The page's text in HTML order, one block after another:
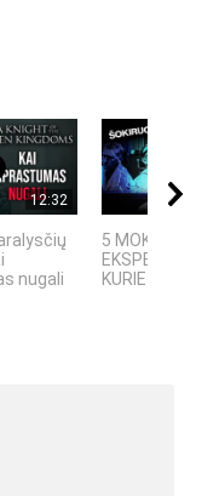
12:32
nugali
5 MOKSLINIAI
KURIE